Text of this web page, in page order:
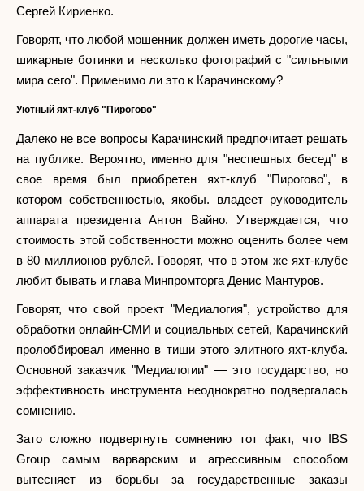
Сергей Кириенко.
Говорят, что любой мошенник должен иметь дорогие часы,
шикарные ботинки и несколько фотографий с "сильными
мира сего". Применимо ли это к Карачинскому?
Уютный яхт-клуб "Пирогово"
Далеко не все вопросы Карачинский предпочитает решать
на публике. Вероятно, именно для "неспешных бесед" в
свое время был приобретен яхт-клуб "Пирогово", в
котором собственностью, якобы. владеет руководитель
аппарата президента Антон Вайно. Утверждается, что
стоимость этой собственности можно оценить более чем
в 80 миллионов рублей. Говорят, что в этом же яхт-клубе
любит бывать и глава Минпромторга Денис Мантуров.
Говорят, что свой проект "Медиалогия", устройство для
обработки онлайн-СМИ и социальных сетей, Карачинский
пролоббировал именно в тиши этого элитного яхт-клуба.
Основной заказчик "Медиалогии" — это государство, но
эффективность инструмента неоднократно подвергалась
сомнению.
Зато сложно подвергнуть сомнению тот факт, что IBS
Group самым варварским и агрессивным способом
вытесняет из борьбы за государственные заказы